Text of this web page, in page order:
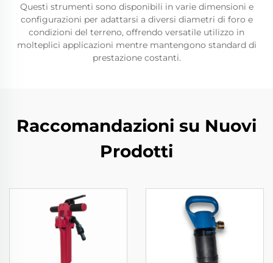
Questi strumenti sono disponibili in varie dimensioni e
configurazioni per adattarsi a diversi diametri di foro e
condizioni del terreno, offrendo versatile utilizzo in
molteplici applicazioni mentre mantengono standard di
prestazione costanti.
Raccomandazioni su Nuovi
Prodotti